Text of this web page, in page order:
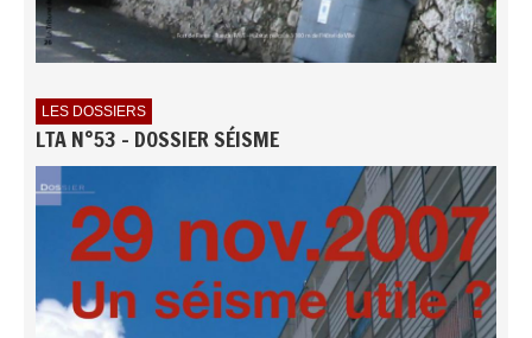
LES DOSSIERS
LTA N°53 - DOSSIER SÉISME